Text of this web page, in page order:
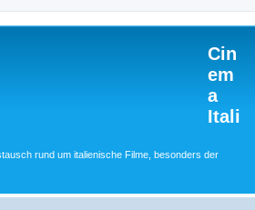
Cin
em
a
Itali
rund um italienische Filme, besonders der